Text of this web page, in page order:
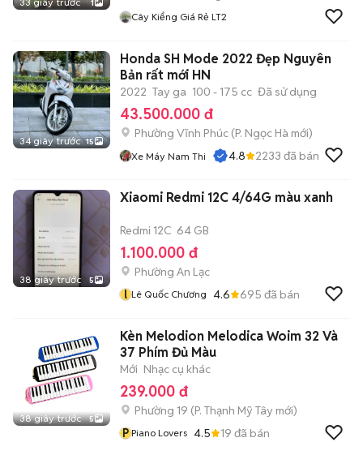
1
Cây Kiểng Giá Rẻ LT2
34 giây trước 15
Honda SH Mode 2022 Đẹp Nguyên
Bản rất mới HN
2022 Tay ga 100 - 175 cc Đã sử dụng
43.500.000 đ
Phường Vĩnh Phúc (P. Ngọc Hà mới)
Xe Máy Nam Thi 4.8 2233 đã bán
38 giây trước 5
Xiaomi Redmi 12C 4/64G màu xanh
Redmi 12C 64 GB
1.100.000 đ
Phường An Lạc
l Lê Quốc Chương 4.6 695 đã bán
38 giây trước 5
Kèn Melodion Melodica Woim 32 Và
37 Phím Đủ Màu
Mới Nhạc cụ khác
239.000 đ
Phường 19 (P. Thạnh Mỹ Tây mới)
P Piano Lovers 4.5 19 đã bán